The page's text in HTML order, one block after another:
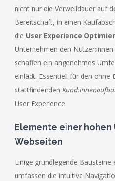
nicht nur die Verweildauer auf
Bereitschaft, in einen
die User Experience
Unternehmen den
schaffen ein angenehmes
einlädt. Essentiell für den ohne
stattfindenden
User Experience.
Elemente einer hohen
Webseiten
Einige grundlegende Bausteine
umfassen die intuitive